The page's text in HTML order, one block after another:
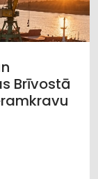
Brīvostā